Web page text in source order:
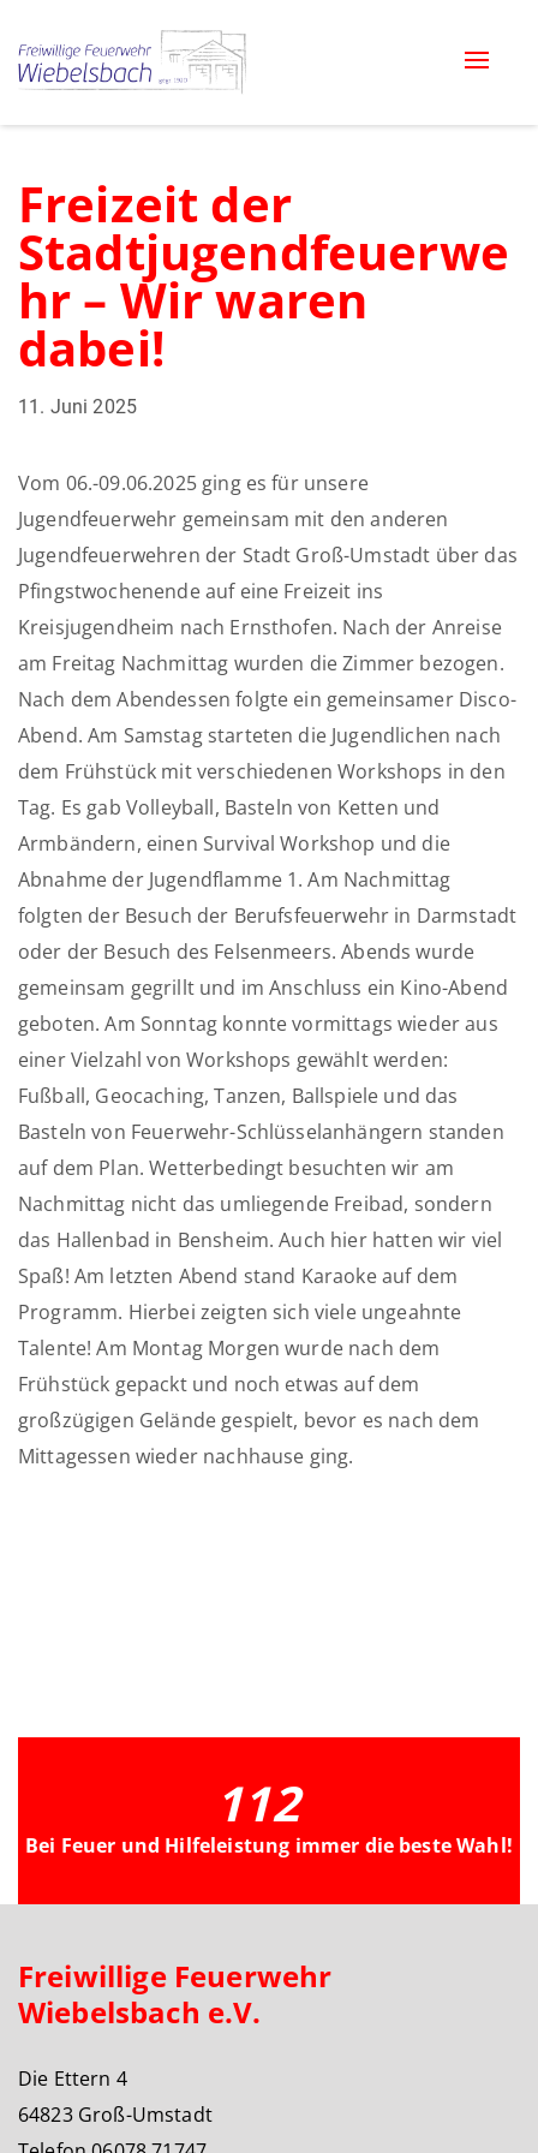
Toggle
Freizeit der
Stadtjugendfeuerwe
hr – Wir waren
dabei!
11. Juni 2025
Vom 06.-09.06.2025 ging es für unsere
Jugendfeuerwehr gemeinsam mit den anderen
Jugendfeuerwehren der Stadt Groß-Umstadt über das
Pfingstwochenende auf eine Freizeit ins
Kreisjugendheim nach Ernsthofen. Nach der Anreise
am Freitag Nachmittag wurden die Zimmer bezogen.
Nach dem Abendessen folgte ein gemeinsamer Disco-
Abend. Am Samstag starteten die Jugendlichen nach
dem Frühstück mit verschiedenen Workshops in den
Tag. Es gab Volleyball, Basteln von Ketten und
Armbändern, einen Survival Workshop und die
Abnahme der Jugendflamme 1. Am Nachmittag
folgten der Besuch der Berufsfeuerwehr in Darmstadt
oder der Besuch des Felsenmeers. Abends wurde
gemeinsam gegrillt und im Anschluss ein Kino-Abend
geboten. Am Sonntag konnte vormittags wieder aus
einer Vielzahl von Workshops gewählt werden:
Fußball, Geocaching, Tanzen, Ballspiele und das
Basteln von Feuerwehr-Schlüsselanhängern standen
auf dem Plan. Wetterbedingt besuchten wir am
Nachmittag nicht das umliegende Freibad, sondern
das Hallenbad in Bensheim. Auch hier hatten wir viel
Spaß! Am letzten Abend stand Karaoke auf dem
Programm. Hierbei zeigten sich viele ungeahnte
Talente! Am Montag Morgen wurde nach dem
Frühstück gepackt und noch etwas auf dem
großzügigen Gelände gespielt, bevor es nach dem
Mittagessen wieder nachhause ging.
112
Bei Feuer und Hilfeleistung immer die beste Wahl!
Freiwillige Feuerwehr
Wiebelsbach e.V.
Die Ettern 4
64823 Groß-Umstadt